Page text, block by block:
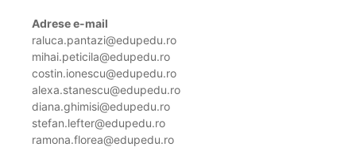
Adrese e-mail
raluca.pantazi@edupedu.ro
mihai.peticila@edupedu.ro
costin.ionescu@edupedu.ro
alexa.stanescu@edupedu.ro
diana.ghimisi@edupedu.ro
stefan.lefter@edupedu.ro
ramona.florea@edupedu.ro